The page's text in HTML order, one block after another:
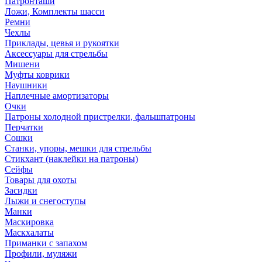
Ложи, Комплекты шасси
Ремни
Чехлы
Приклады, цевья и рукоятки
Аксессуары для стрельбы
Мишени
Муфты коврики
Наушники
Наплечные амортизаторы
Очки
Патроны холодной пристрелки, фальшпатроны
Перчатки
Сошки
Станки, упоры, мешки для стрельбы
Стикхант (наклейки на патроны)
Сейфы
Товары для охоты
Засидки
Лыжи и снегоступы
Манки
Маскировка
Маскхалаты
Приманки с запахом
Профили, муляжи